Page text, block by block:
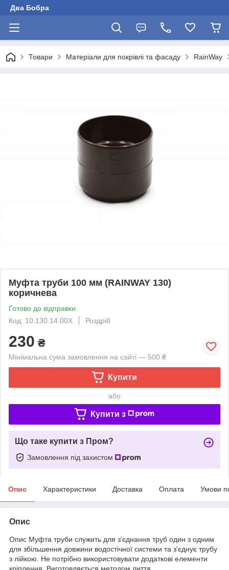
Два Бобра
Товари Матеріали для покрівлі та фасаду RainWay
Муфта труби 100 мм (RAINWAY 130)
коричнева
Готово до відправки
Код: 10.130.14.00Х
Роздріб
230 ₴
Мінімальна сума замовлення на сайті — 500 ₴
Купити
або
Купити з
Що таке купити з Пром?
Замовлення під захистом
Опис Характеристики Доставка Оплата Умови
Опис
Опис Муфта труби служить для з'єднання труб один з одним
для збільшення довжини водостічної системи та з'єднує трубу
з лійкою. Не потрібно використовувати додаткові елементи
кріплення. Виготовляється методом лиття.